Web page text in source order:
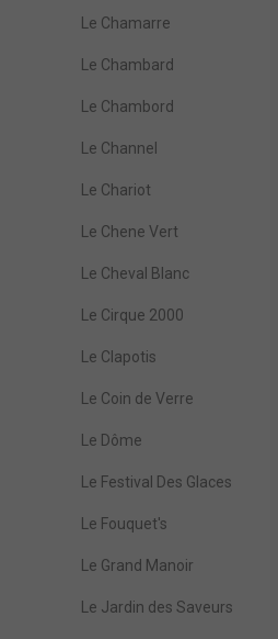
Le Chamarre
Le Chambard
Le Chambord
Le Channel
Le Chariot
Le Chene Vert
Le Cheval Blanc
Le Cirque 2000
Le Clapotis
Le Coin de Verre
Le Dôme
Le Festival Des Glaces
Le Fouquet's
Le Grand Manoir
Le Jardin des Saveurs